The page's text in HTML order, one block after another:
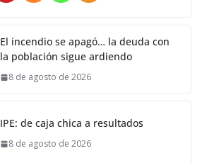
El incendio se apagó… la deuda con
la población sigue ardiendo
8 de agosto de 2026
IPE: de caja chica a resultados
8 de agosto de 2026